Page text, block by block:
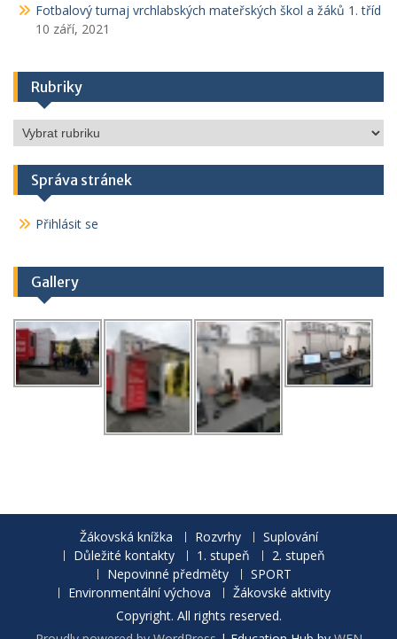
Fotbalový turnaj vrchlabských mateřských škol a žáků 1. tříd
10 září, 2021
Rubriky
Rubriky
Správa stránek
Přihlásit se
Gallery
Žákovská knížka Rozvrhy
Suplování
Důležité kontakty
1. stupeň
2. stupeň
Nepovinné předměty
SPORT
Environmentální výchova
Žákovské aktivity
Copyright. All rights reserved.